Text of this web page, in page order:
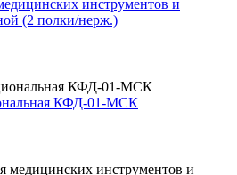
инструментов и
(2 полки/нерж.)
КФД-01-МСК